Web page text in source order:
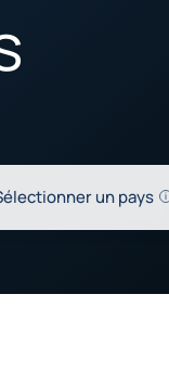
un pays